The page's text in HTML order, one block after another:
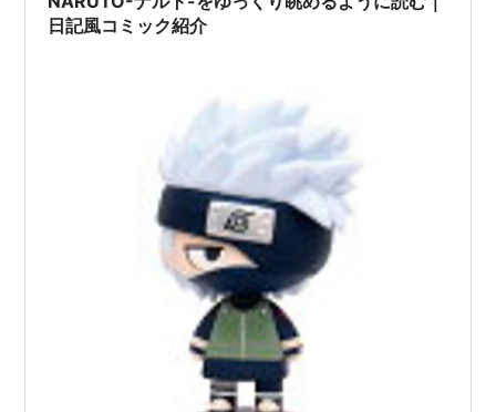
リスト::アニメ作品//タイトル/な行
なると】
岸本斉史による漫画。
週刊少年ジャンプ（集英社）にて1999年43号から2014
年50号まで連載された。単行本は全72巻と外伝1巻。
里一番の忍者になることを夢見る少年・うずまきナルト
とその仲間達の成長や、忍同士による超常的な能力を駆
使した戦いを描いたバトルアクション漫画。第一部・少
年編を経て、コミックス28巻から第二部・青年編に入
全世界での累計発行部数は2億部を突破。『ONE
だ強くなるだけではなく、悔しさを知…
日記風コミック紹介